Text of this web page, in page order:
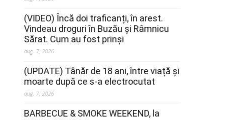
(VIDEO) Încă doi traficanți, în arest.
Vindeau droguri în Buzău și Râmnicu
Sărat. Cum au fost prinși
aug. 7, 2026
(UPDATE) Tânăr de 18 ani, între viață și
moarte după ce s-a electrocutat
aug. 7, 2026
BARBECUE & SMOKE WEEKEND, la